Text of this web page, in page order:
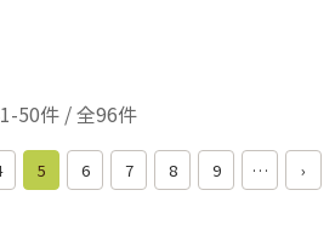
50件 / 全96件
5 6 7 8 9 … ›